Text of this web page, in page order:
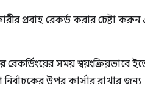
প্রবাহ রেকর্ড করার চেষ্টা করুন
রেকর্ডিংয়ের সময় স্বয়ংক্রিয়ভাবে
উপর কার্সার রাখার জন্য